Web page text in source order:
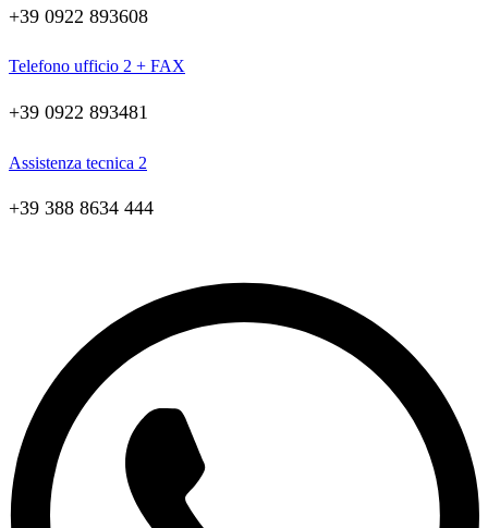
+39 0922 893608
Telefono ufficio 2 + FAX
+39 0922 893481
Assistenza tecnica 2
+39 388 8634 444